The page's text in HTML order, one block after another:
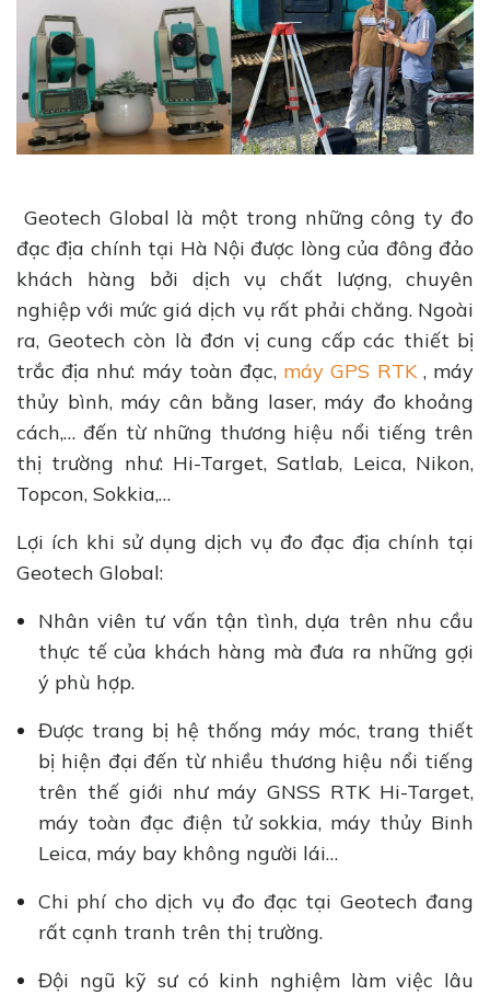
Geotech Global là một trong những công ty đo
đạc địa chính tại Hà Nội được lòng của đông đảo
khách hàng bởi dịch vụ chất lượng, chuyên
nghiệp với mức giá dịch vụ rất phải chăng. Ngoài
ra, Geotech còn là đơn vị cung cấp các thiết bị
trắc địa như: máy toàn đạc, máy GPS RTK , máy
thủy bình, máy cân bằng laser, máy đo khoảng
cách,… đến từ những thương hiệu nổi tiếng trên
thị trường như: Hi-Target, Satlab, Leica, Nikon,
Topcon, Sokkia,…
Lợi ích khi sử dụng dịch vụ đo đạc địa chính tại
Geotech Global:
Nhân viên tư vấn tận tình, dựa trên nhu cầu
thực tế của khách hàng mà đưa ra những gợi
ý phù hợp.
Được trang bị hệ thống máy móc, trang thiết
bị hiện đại đến từ nhiều thương hiệu nổi tiếng
trên thế giới như máy GNSS RTK Hi-Target,
máy toàn đạc điện tử sokkia, máy thủy Binh
Leica, máy bay không người lái…
Chi phí cho dịch vụ đo đạc tại Geotech đang
rất cạnh tranh trên thị trường.
Đội ngũ kỹ sư có kinh nghiệm làm việc lâu